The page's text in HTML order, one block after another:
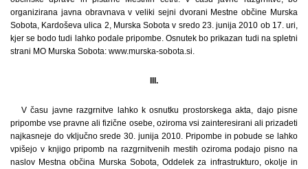
organizirana javna obravnava v veliki sejni dvorani Mestne občine Murska
Sobota, Kardoševa ulica 2, Murska Sobota v sredo 23. junija 2010 ob 17. uri,
kjer se bodo tudi lahko podale pripombe. Osnutek bo prikazan tudi na spletni
strani MO Murska Sobota: www.murska-sobota.si.
III.
V času javne razgrnitve lahko k osnutku prostorskega akta, dajo pisne
pripombe vse pravne ali fizične osebe, oziroma vsi zainteresirani ali prizadeti
najkasneje do vključno srede 30. junija 2010. Pripombe in pobude se lahko
vpišejo v knjigo pripomb na razgrnitvenih mestih oziroma podajo pisno na
naslov Mestna občina Murska Sobota, Oddelek za infrastrukturo, okolje in